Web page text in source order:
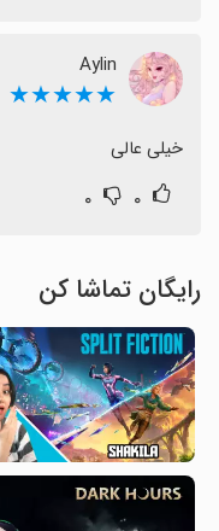
Aylin
★★★★★
خیلی عالی
۰ ۰
رایگان تماشا کن